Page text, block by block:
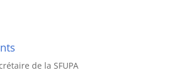
de la SFUPA